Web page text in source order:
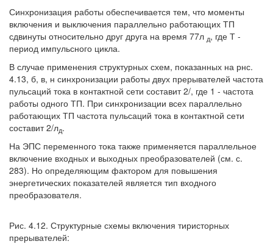
Синхронизация работы обеспечивается тем, что моменты
включения и выключения параллельно работающих ТП
сдвинуты относительно друг друга на время 77л д, где Т -
период импульсного цикла.
В случае применения структурных схем, показанных на рнс.
4.13, б, в, н синхронизации работы двух прерывателей частота
пульсаций тока в контактной сети составит 2/, где 1 - частота
работы одного ТП. При синхронизации всех параллельно
работающих ТП частота пульсаций тока в контактной сети
составит 2/лд.
На ЭПС переменного тока также применяется параллельное
включение входных и выходных преобразователей (см. с.
283). Но определяющим фактором для повышения
энергетических показателей является тип входного
преобразователя.
Рис. 4.12. Структурные схемы включения тиристорных
прерывателей: